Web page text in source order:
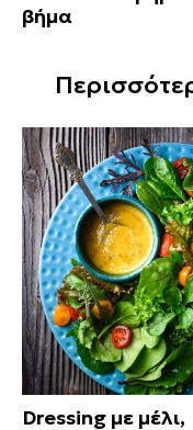
βήμα
Dressing με μέλι,